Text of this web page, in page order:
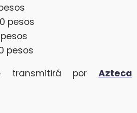
pesos
pesos
transmitirá por Azteca